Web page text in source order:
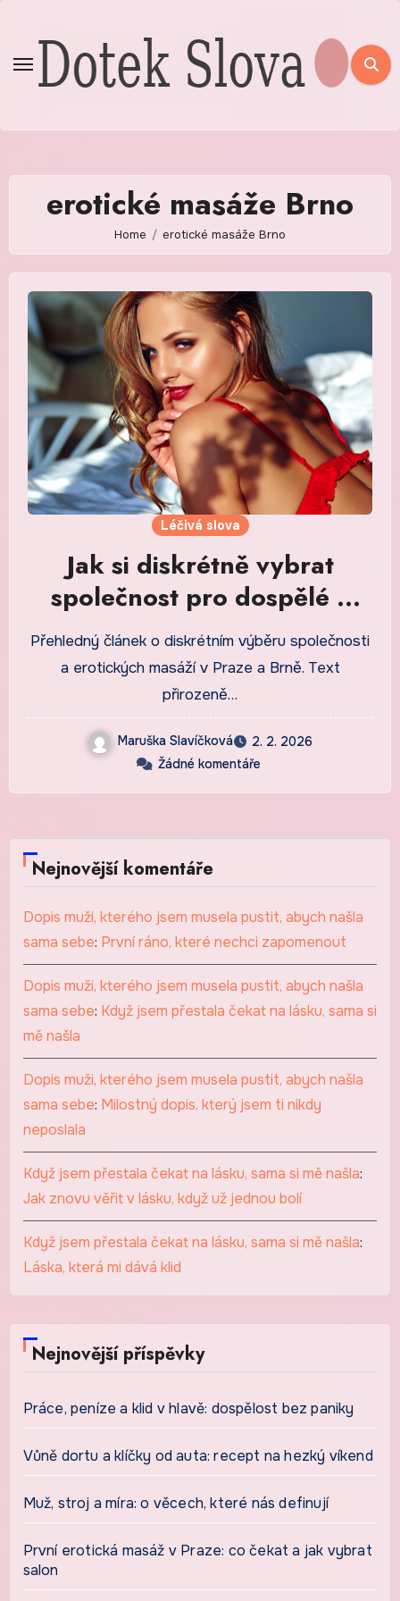
content
erotické masáže Brno
Home erotické masáže Brno
Léčivá slova
Jak si diskrétně vybrat
společnost pro dospělé v
Praze a Brně
Přehledný článek o diskrétním výběru společnosti
a erotických masáží v Praze a Brně. Text
přirozeně…
Maruška Slavíčková
2. 2. 2026
Žádné komentáře
Nejnovější komentáře
Dopis muži, kterého jsem musela pustit, abych našla
sama sebe: První ráno, které nechci zapomenout
Dopis muži, kterého jsem musela pustit, abych našla
sama sebe: Když jsem přestala čekat na lásku, sama si
mě našla
Dopis muži, kterého jsem musela pustit, abych našla
sama sebe: Milostný dopis, který jsem ti nikdy
neposlala
Když jsem přestala čekat na lásku, sama si mě našla:
Jak znovu věřit v lásku, když už jednou bolí
Když jsem přestala čekat na lásku, sama si mě našla:
Láska, která mi dává klid
Nejnovější příspěvky
Práce, peníze a klid v hlavě: dospělost bez paniky
Vůně dortu a klíčky od auta: recept na hezký víkend
Muž, stroj a míra: o věcech, které nás definují
První erotická masáž v Praze: co čekat a jak vybrat
salon